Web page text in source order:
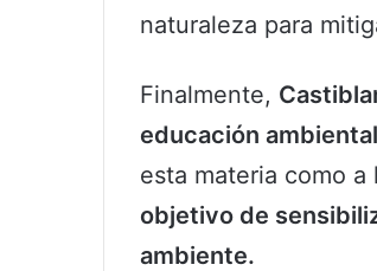
naturaleza para
Finalmente,
educación
esta materia como
objetivo de
ambiente.